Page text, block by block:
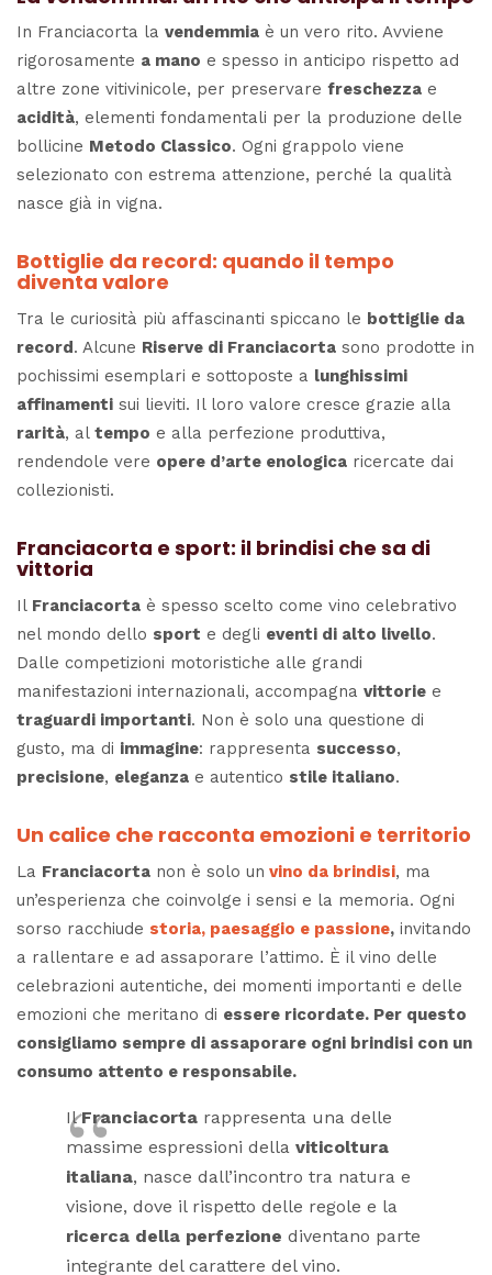
In Franciacorta la vendemmia è un vero rito. Avviene
rigorosamente a mano e spesso in anticipo rispetto ad
altre zone vitivinicole, per preservare freschezza e
acidità, elementi fondamentali per la produzione delle
bollicine Metodo Classico. Ogni grappolo viene
selezionato con estrema attenzione, perché la qualità
nasce già in vigna.
Bottiglie da record: quando il tempo
diventa valore
Tra le curiosità più affascinanti spiccano le bottiglie da
record. Alcune Riserve di Franciacorta sono prodotte in
pochissimi esemplari e sottoposte a lunghissimi
affinamenti sui lieviti. Il loro valore cresce grazie alla
rarità, al tempo e alla perfezione produttiva,
rendendole vere opere d’arte enologica ricercate dai
collezionisti.
Franciacorta e sport: il brindisi che sa di
vittoria
Il Franciacorta è spesso scelto come vino celebrativo
nel mondo dello sport e degli eventi di alto livello.
Dalle competizioni motoristiche alle grandi
manifestazioni internazionali, accompagna vittorie e
traguardi importanti. Non è solo una questione di
gusto, ma di immagine: rappresenta successo,
precisione, eleganza e autentico stile italiano.
Un calice che racconta emozioni e territorio
La Franciacorta non è solo un vino da brindisi, ma
un’esperienza che coinvolge i sensi e la memoria. Ogni
sorso racchiude storia, paesaggio e passione, invitando
a rallentare e ad assaporare l’attimo. È il vino delle
celebrazioni autentiche, dei momenti importanti e delle
emozioni che meritano di essere ricordate. Per questo
consigliamo sempre di assaporare ogni brindisi con un
consumo attento e responsabile.
IlFranciacorta rappresenta una delle
massime espressioni della viticoltura
italiana, nasce dall’incontro tra natura e
visione, dove il rispetto delle regole e la
ricerca della perfezione diventano parte
integrante del carattere del vino.